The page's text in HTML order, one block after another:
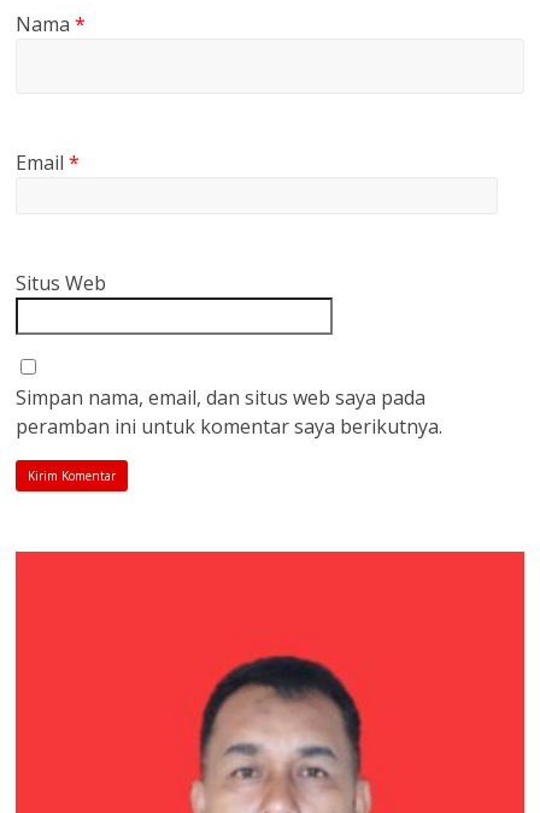
Nama*
Email*
Situs Web
Simpan nama, email, dan situs web saya pada
peramban ini untuk komentar saya berikutnya.